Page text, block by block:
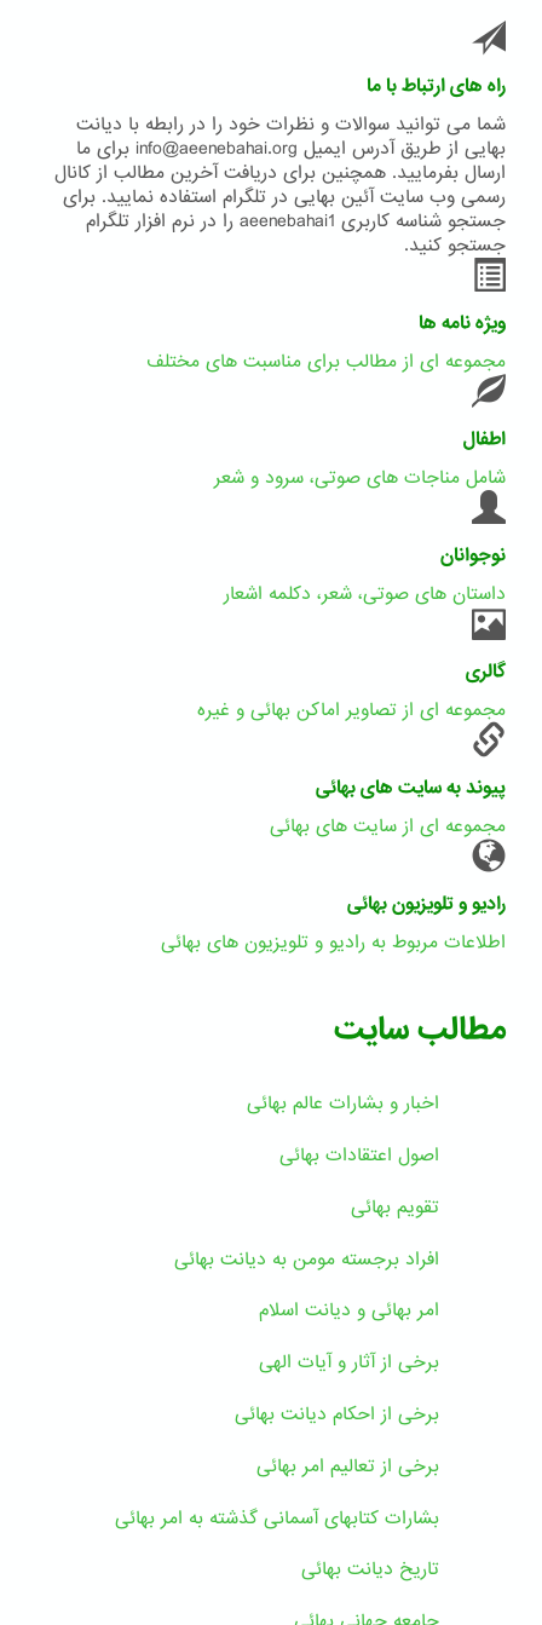
راه های ارتباط با ما
شما می توانید سوالات و نظرات خود را در رابطه با دیانت
بهایی از طریق آدرس ایمیل info@aeenebahai.org برای ما
ارسال بفرمایید. همچنین برای دریافت آخرین مطالب از کانال
رسمی وب سایت آئین بهایی در تلگرام استفاده نمایید. برای
جستجو شناسه کاربری aeenebahai1 را در نرم افزار تلگرام
جستجو کنید.
ویژه نامه ها
مجموعه ای از مطالب برای مناسبت های مختلف
اطفال
شامل مناجات های صوتی، سرود و شعر
نوجوانان
داستان های صوتی، شعر، دکلمه اشعار
گالری
مجموعه ای از تصاویر اماکن بهائی و غیره
پیوند به سایت های بهائی
مجموعه ای از سایت های بهائی
رادیو و تلویزیون بهائی
اطلاعات مربوط به رادیو و تلویزیون های بهائی
مطالب سایت
اخبار و بشارات عالم بهائى
اصول اعتقادات بهائی
تقویم بهائی
افراد برجسته مومن به دیانت بهائی
امر بهائی و دیانت اسلام
برخی از آثار و آیات الهی
برخی از احکام دیانت بهائی
برخی از تعالیم امر بهائی
بشارات کتابهای آسمانی گذشته به امر بهائی
تاریخ دیانت بهائی